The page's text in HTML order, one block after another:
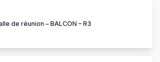
de réunion – BALCON – R3